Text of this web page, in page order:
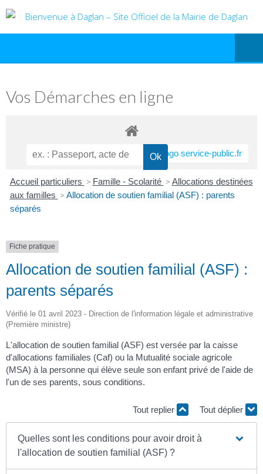
Vos Démarches en ligne
Accueil particuliers > Famille - Scolarité > Allocations destinées
aux familles > Allocation de soutien familial (ASF) : parents
séparés
Fiche pratique
Allocation de soutien familial (ASF) :
parents séparés
Vérifié le 01 avril 2023 - Direction de l'information légale et administrative
(Première ministre)
L'allocation de soutien familial (ASF) est versée par la caisse
d'allocations familiales (Caf) ou la Mutualité sociale agricole
(MSA) à la personne qui élève seule son enfant privé de l'aide de
l'un de ses parents, sous conditions.
Tout replier Tout déplier
Quelles sont les conditions pour avoir droit à
l'allocation de soutien familial (ASF) ?